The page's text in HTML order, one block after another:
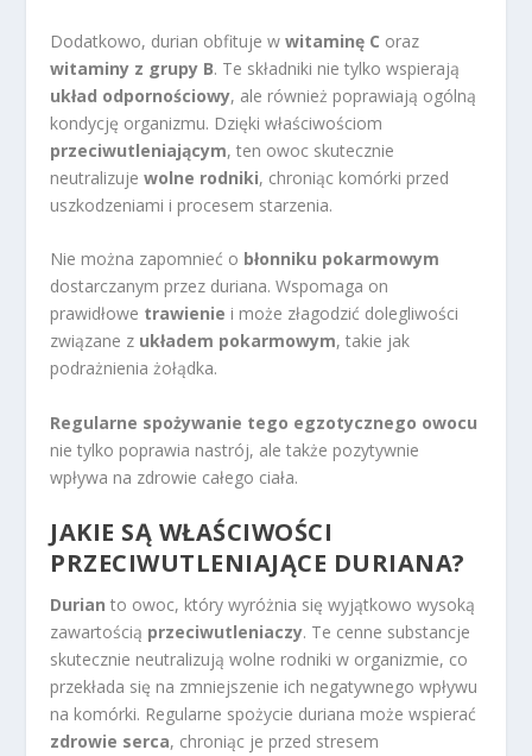
Dodatkowo, durian obfituje wwitaminę C oraz
witaminy z grupy B. Te składniki nie tylko wspierają
układ odpornościowy, ale również poprawiają ogólną
kondycję organizmu. Dzięki właściwościom
przeciwutleniającym, ten owoc skutecznie
neutralizujewolne rodniki, chroniąc komórki przed
uszkodzeniami i procesem starzenia.
Nie można zapomnieć o błonniku pokarmowym
dostarczanym przez duriana. Wspomaga on
prawidłowe trawienie i może złagodzić dolegliwości
związane z układem pokarmowym, takie jak
podrażnienia żołądka.
Regularne spożywanie tego egzotycznego owocu
nie tylko poprawia nastrój, ale także pozytywnie
wpływa na zdrowie całego ciała.
JAKIE SĄ WŁAŚCIWOŚCI
PRZECIWUTLENIAJĄCE DURIANA?
Durian to owoc, który wyróżnia się wyjątkowo wysoką
zawartością przeciwutleniaczy. Te cenne substancje
skutecznie neutralizują wolne rodniki w organizmie, co
przekłada się na zmniejszenie ich negatywnego wpływu
na komórki. Regularne spożycie duriana może wspierać
zdrowie serca, chroniąc je przed stresem